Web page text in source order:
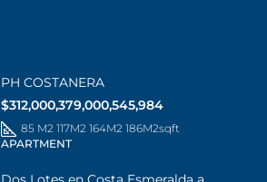
PH COSTANERA
$312,000,379,000,545,984
85 M2 117M2 164M2 186M2sqft
APARTMENT